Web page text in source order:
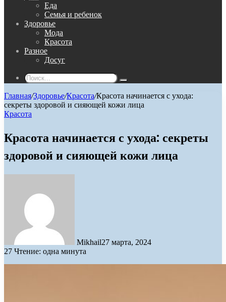
Еда
Семья и ребенок
Здоровье
Мода
Красота
Разное
Досуг
Поиск...
Главная/Здоровье/Красота/Красота начинается с ухода:
секреты здоровой и сияющей кожи лица
Красота
Красота начинается с ухода: секреты
здоровой и сияющей кожи лица
Mikhail27 марта, 2024
27 Чтение: одна минута